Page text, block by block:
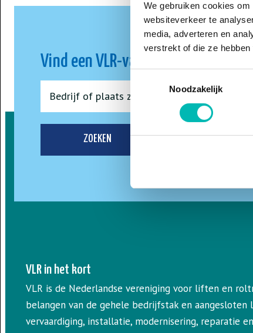
We gebruiken cookies
websiteverkeer te
media, adverteren en
verstrekt of die ze
Noodzakelijk
Vind een VLR-vakbedrijf bij jou in
ZOEKEN
VLR in het kort
VLR is de Nederlandse vereniging voor liften en
belangen van de gehele bedrijfstak en aangesloten
vervaardiging, installatie, modernisering, reparatie